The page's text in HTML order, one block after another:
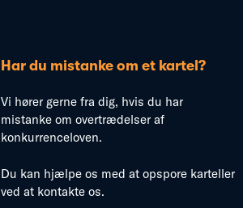
Har du mistanke om et kartel?
Vi hører gerne fra dig, hvis du har
mistanke om overtrædelser af
konkurrenceloven.
Du kan hjælpe os med at opspore karteller
ved at kontakte os.